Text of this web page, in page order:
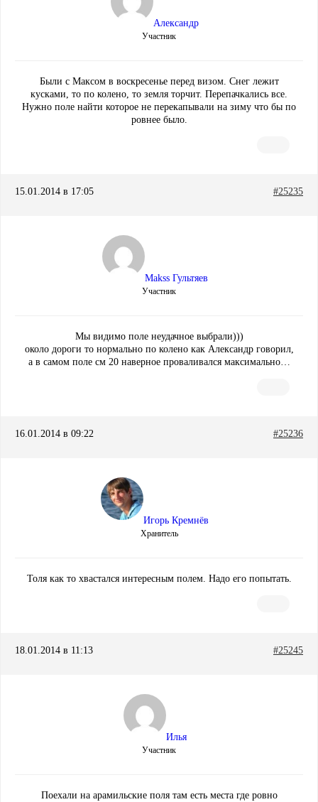
Александр
Участник
Были с Максом в воскресенье перед визом. Снег лежит
кусками, то по колено, то земля торчит. Перепачкались все.
Нужно поле найти которое не перекапывали на зиму что бы по
ровнее было.
15.01.2014 в 17:05 #25235
Makss Гультяев
Участник
Мы видимо поле неудачное выбрали)))
около дороги то нормально по колено как Александр говорил,
а в самом поле см 20 наверное проваливался максимально…
16.01.2014 в 09:22 #25236
Игорь Кремнёв
Хранитель
Толя как то хвастался интересным полем. Надо его попытать.
18.01.2014 в 11:13 #25245
Илья
Участник
Поехали на арамильские поля там есть места где ровно